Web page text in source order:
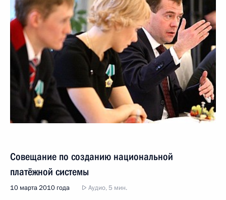
Совещание по созданию национальной
платёжной системы
10 марта 2010 года Аудио, 5 мин.